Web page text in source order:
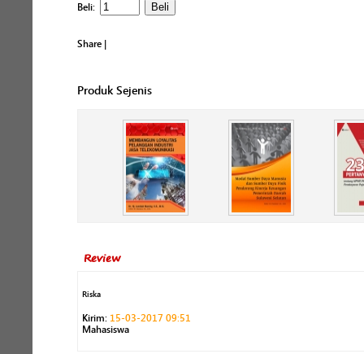
Beli:
Share |
Produk Sejenis
Review
Riska
Kirim: 15-03-2017 09:51
Mahasiswa